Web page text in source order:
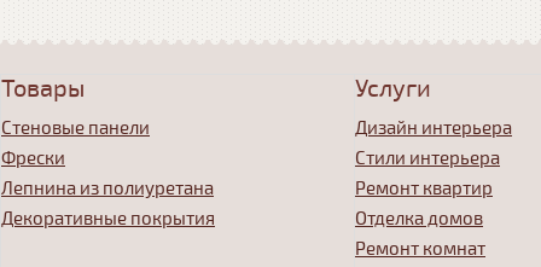
Товары
Стеновые панели
Фрески
Лепнина из полиуретана
Декоративные покрытия
Услуги
Дизайн интерьера
Стили интерьера
Ремонт квартир
Отделка домов
Ремонт комнат